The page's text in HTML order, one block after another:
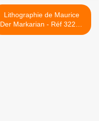
Lithographie de Maurice
Der Markarian - Réf 32259
>